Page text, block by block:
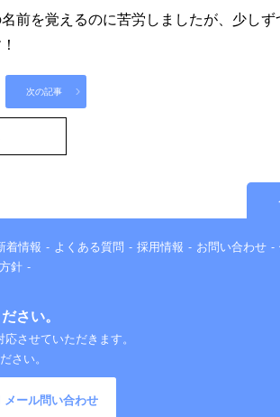
を覚えるのに苦労しましたが、少し
次の記事
着情報 よくある質問 採用情報 お問い合わせ
針
さい。
させていただきます。
さい。
メール問い合わせ